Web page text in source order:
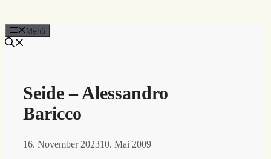
Menü
Seide – Alessandro
Baricco
16. November 202310. Mai 2009